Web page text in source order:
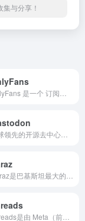
与分享！